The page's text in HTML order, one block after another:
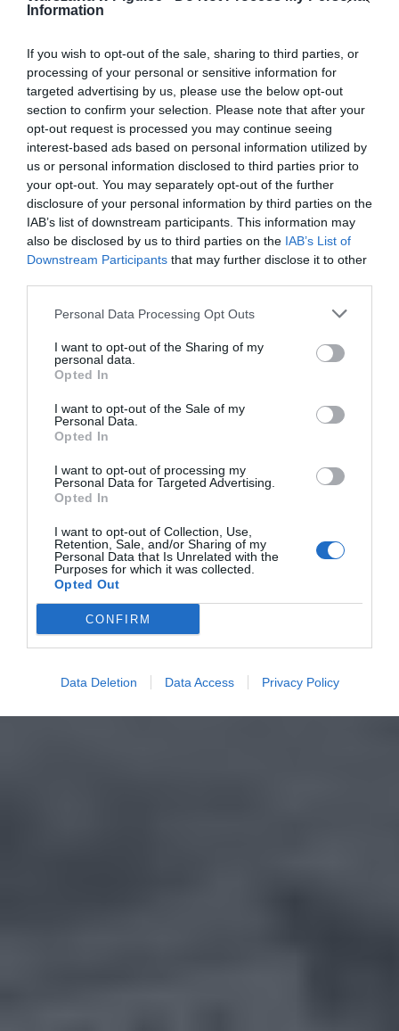
Information
If you wish to opt-out of the sale, sharing to third parties, or
processing of your personal or sensitive information for
targeted advertising by us, please use the below opt-out
section to confirm your selection. Please note that after your
opt-out request is processed you may continue seeing
interest-based ads based on personal information utilized by
us or personal information disclosed to third parties prior to
your opt-out. You may separately opt-out of the further
disclosure of your personal information by third parties on the
IAB’s list of downstream participants. This information may
also be disclosed by us to third parties on the IAB’s List of
Downstream Participants that may further disclose it to other
Personal Data Processing Opt Outs
I want to opt-out of the Sharing of my
personal data.
Opted In
I want to opt-out of the Sale of my
Personal Data.
Opted In
I want to opt-out of processing my
Personal Data for Targeted Advertising.
Opted In
I want to opt-out of Collection, Use,
Retention, Sale, and/or Sharing of my
Personal Data that Is Unrelated with the
Purposes for which it was collected.
Opted Out
CONFIRM
Data Deletion Data Access Privacy Policy